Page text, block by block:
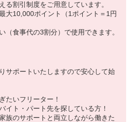
る割引制度をご用意しています。
大10,000ポイント（1ポイント＝1円
（食事代の3割分）で使用できます。
サポートいたしますので安心して始
たいフリーター！
ト・パート先を探している方！
族のサポートと両立しながら働きた